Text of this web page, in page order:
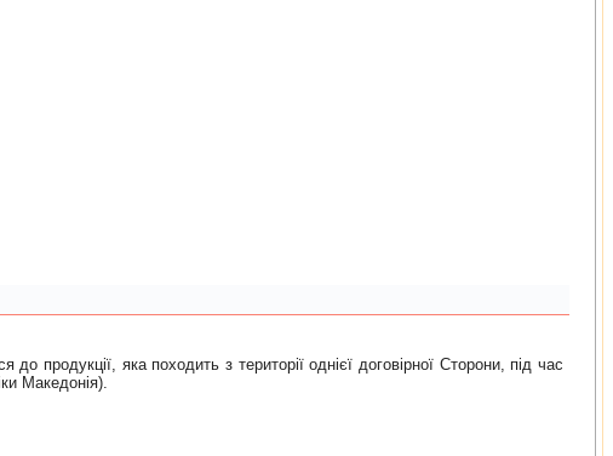
продукції, яка походить з території однієї договірної Сторони, під час
Македонія).